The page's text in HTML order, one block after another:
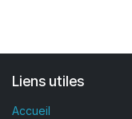
Liens utiles
Accueil